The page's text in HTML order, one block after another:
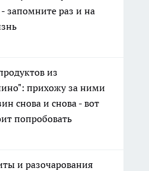
запомните раз и на
из
прихожу за ними
снова и снова - вот
попробовать
и разочарования